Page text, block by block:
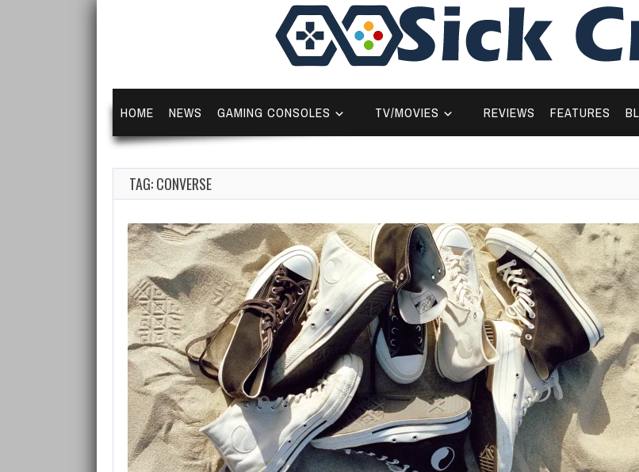
HOME NEWS GAMING CONSOLES TV/MOVIES REVIEWS FEATURES
TAG: CONVERSE